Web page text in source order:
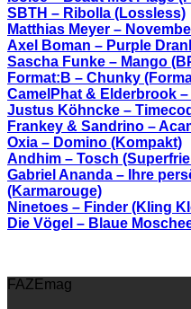
SBTH – Ribolla (Lossless)
Matthias Meyer –
Axel Boman – Purple
Sascha Funke – Mango
Format:B – Chunky
CamelPhat & Elderbrook
Justus Köhncke –
Frankey & Sandrino –
Oxia – Domino (Kompakt)
Andhim – Tosch
Gabriel Ananda – Ihre
(Karmarouge)
Ninetoes – Finder (Kling
Die Vögel – Blaue
FAZEmag